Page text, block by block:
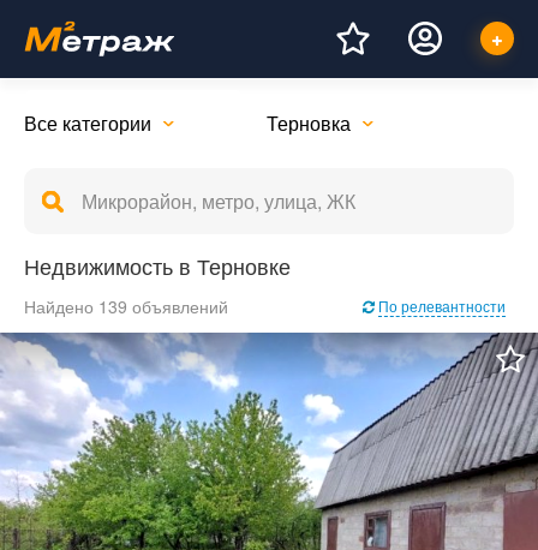
Все категории Терновка
Недвижимость в Терновке
Найдено 139 объявлений По релевантности